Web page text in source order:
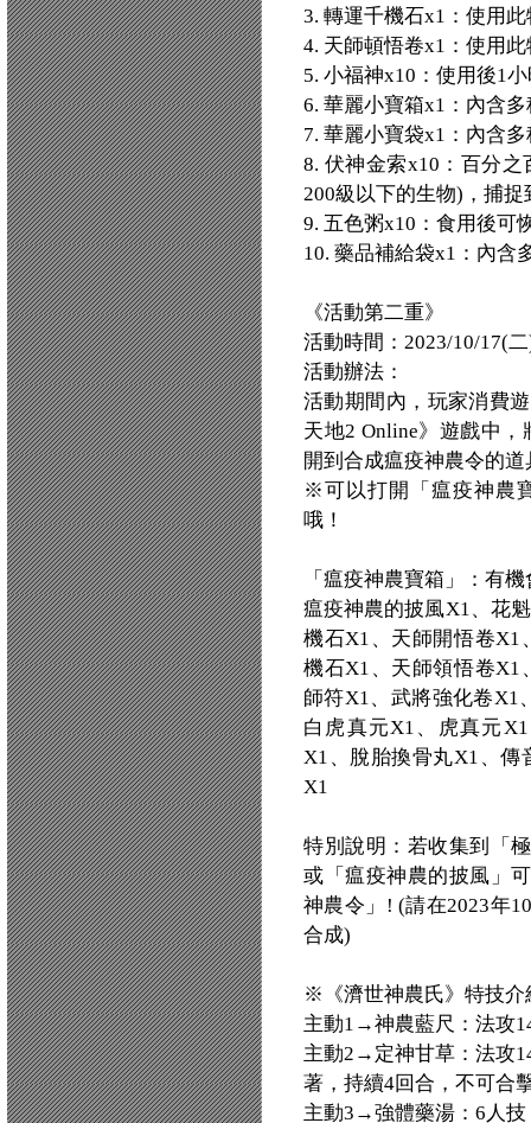
3. 轉運千機石x1：使用
4. 天師頓悟卷x1：使用
5. 小福神x10：使用後1
6. 華麗小寶箱x1：內含
7. 華麗小寶袋x1：內含
8. 伏神金索x10：百分
200級以下的生物)，捕
9. 五色粥x10：食用後可
10. 藥品補給袋x1：內含
《活動第二重》
活動時間：2023/10/17(
活動辦法：
活動期間內，玩家消費
天地2 Online》遊戲中
開到合成瘟疫神農令的道
※可以打開「瘟疫神農
哦！
「瘟疫神農寶箱」：有
瘟疫神農的披風X1、花
機石X1、天師開悟卷X1
機石X1、天師領悟卷X1
師符X1、武將強化卷X1
白虎真元X1、虎真元
X1、脫胎換骨丸X1、傳
X1
特別說明：若收集到「
或「瘟疫神農的披風」
神農令」! (請在2023年
合成)
※《濟世神農氏》特技介
主動1→神農藍尺：法攻
主動2→定神甘草：法攻
著，持續4回合，不可合
主動3→強體藥湯：6人技